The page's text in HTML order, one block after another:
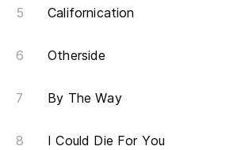
Californication
Otherside
By The Way
I Could Die For You